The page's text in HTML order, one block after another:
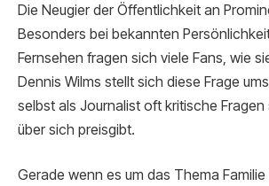
Die Neugier der Öffentlichkeit an
Besonders bei bekannten
Fernsehen fragen sich viele Fans, wie
Dennis Wilms stellt sich diese Frage
selbst als Journalist oft kritische Fragen
über sich preisgibt.
Gerade wenn es um das Thema